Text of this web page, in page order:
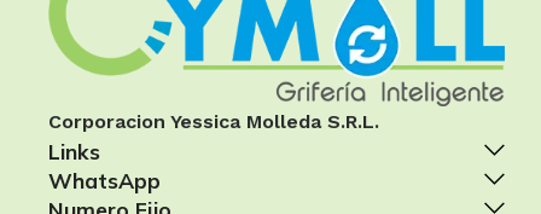
Corporacion Yessica Molleda S.R.L.
Links
WhatsApp